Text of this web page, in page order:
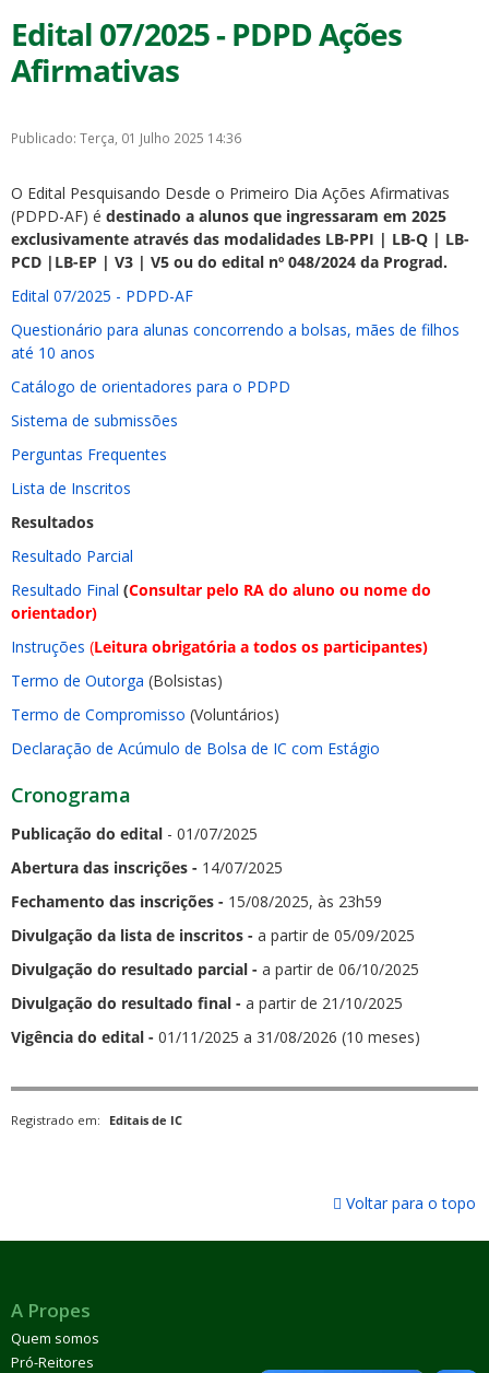
Edital 07/2025 - PDPD Ações
Afirmativas
Publicado: Terça, 01 Julho 2025 14:36
O Edital Pesquisando Desde o Primeiro Dia Ações Afirmativas
(PDPD-AF) é destinado a alunos que ingressaram em 2025
exclusivamente através das modalidades LB-PPI | LB-Q | LB-
PCD |LB-EP | V3 | V5 ou do edital nº 048/2024 da Prograd.
Edital 07/2025 - PDPD-AF
Questionário para alunas concorrendo a bolsas, mães de filhos
até 10 anos
Catálogo de orientadores para o PDPD
Sistema de submissões
Perguntas Frequentes
Lista de Inscritos
Resultados
Resultado Parcial
Resultado Final (Consultar pelo RA do aluno ou nome do
orientador)
Instruções (Leitura obrigatória a todos os participantes)
Termo de Outorga (Bolsistas)
Termo de Compromisso (Voluntários)
Declaração de Acúmulo de Bolsa de IC com Estágio
Cronograma
Publicação do edital - 01/07/2025
Abertura das inscrições - 14/07/2025
Fechamento das inscrições - 15/08/2025, às 23h59
Divulgação da lista de inscritos - a partir de 05/09/2025
Divulgação do resultado parcial - a partir de 06/10/2025
Divulgação do resultado final - a partir de 21/10/2025
Vigência do edital - 01/11/2025 a 31/08/2026 (10 meses)
Registrado em: Editais de IC
Voltar para o topo
A Propes
Quem somos
Pró-Reitores